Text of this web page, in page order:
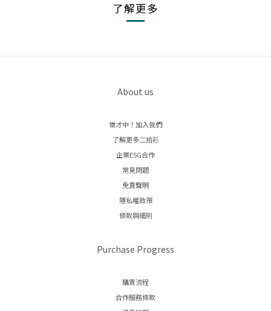
了解更多
About us
徵才中！加入我們
了解更多二拾衫
企業ESG合作
常見問題
免責聲明
隱私權政策
條款與細則
Purchase Progress
購買流程
合作服務條款